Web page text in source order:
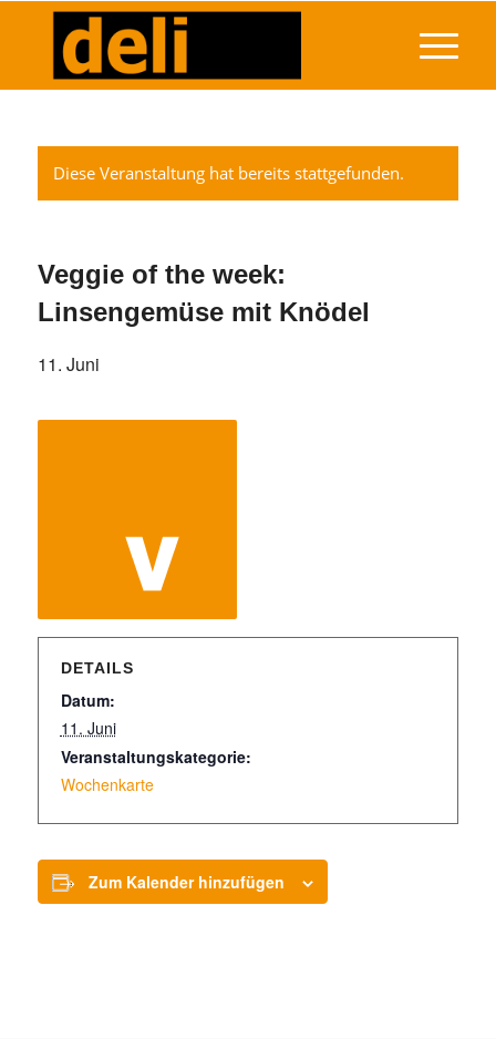
Diese Veranstaltung hat bereits stattgefunden.
Veggie of the week:
Linsengemüse mit Knödel
11. Juni
DETAILS
Datum:
11. Juni
Veranstaltungskategorie:
Wochenkarte
Zum Kalender hinzufügen